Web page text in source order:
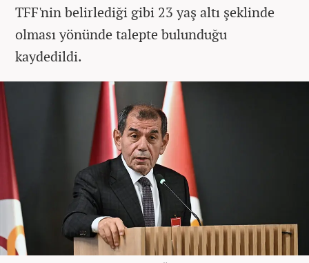
TFF'nin belirlediği gibi 23 yaş altı şeklinde
olması yönünde talepte bulunduğu
kaydedildi.